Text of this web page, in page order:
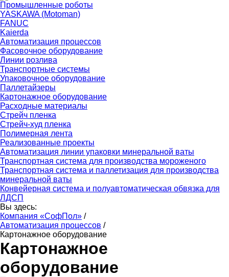
Промышленные роботы
YASKAWA (Motoman)
FANUC
Kaierda
Автоматизация процессов
Фасовочное оборудование
Линии розлива
Транспортные системы
Упаковочное оборудование
Паллетайзеры
Картонажное оборудование
Расходные материалы
Стрейч пленка
Стрейч-худ пленка
Полимерная лента
Реализованные проекты
Автоматизация линии упаковки минеральной ваты
Транспортная система для производства мороженого
Транспортная система и паллетизация для производства
минеральной ваты
Конвейерная система и полуавтоматическая обвязка для
ЛДСП
Вы здесь:
Компания «СофПол» /
Автоматизация процессов /
Картонажное оборудование
Картонажное
оборудование